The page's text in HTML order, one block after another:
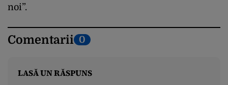
noi”.
Comentarii 0
LASĂ UN RĂSPUNS